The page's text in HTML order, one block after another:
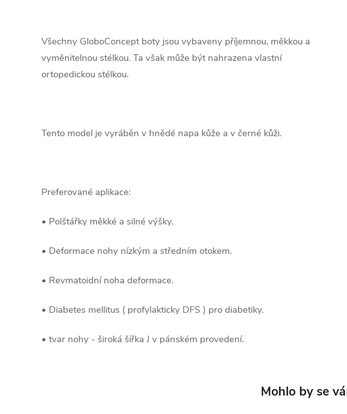
Všechny GloboConcept boty jsou vybaveny příjemnou, měkkou a
vyměnitelnou stélkou. Ta však může být nahrazena vlastní
ortopedickou stélkou.
Tento model je vyráběn v hnědé napa kůže a v černé kůži.
Preferované aplikace:
• Polštářky měkké a silné výšky.
• Deformace nohy nízkým a středním otokem.
• Revmatoidní noha deformace.
• Diabetes mellitus ( profylakticky DFS ) pro diabetiky.
• tvar nohy - široká šířka J v pánském provedení.